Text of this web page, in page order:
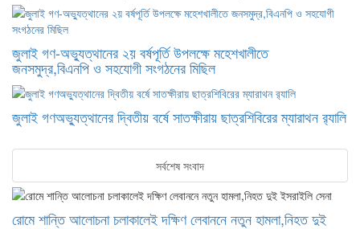
জুলাই গণ-অভ্যুত্থানের ২য় বর্ষপূর্তি উপলক্ষে মহেশখালীতে
জনসমুদ্র,বিএনপি ও সহযোগী সংগঠনের মিছিল
জুলাই গণঅভ্যুত্থানের দ্বিতীয় বর্ষে সাতক্ষীরায় ছাত্রশিবিরের ম্যারাথন র‌্যালি
সর্বশেষ সংবাদ
রোমে শান্তি আলোচনা চলাকালেই দক্ষিণ লেবাননে নতুন হামলা,নিহত দুই